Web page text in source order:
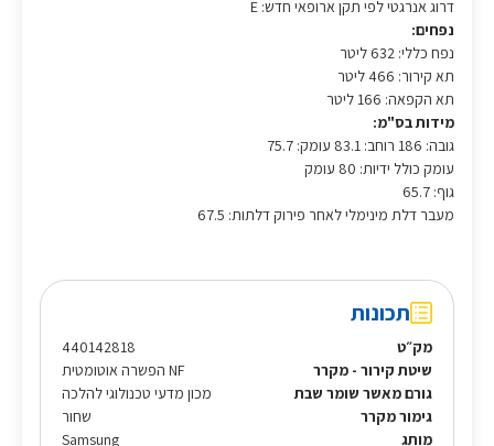
דרוג אנרגטי לפי תקן ארופאי חדש: E
נפחים:
נפח כללי: 632 ליטר
תא קירור: 466 ליטר
תא הקפאה: 166 ליטר
מידות בס"מ:
גובה: 186 רוחב: 83.1 עומק: 75.7
עומק כולל ידיות: 80 עומק
גוף: 65.7
מעבר דלת מינימלי לאחר פירוק דלתות: 67.5
תכונות
מק״ט
440142818
שיטת קירור - מקרר
NF הפשרה אוטומטית
גורם מאשר שומר שבת
מכון מדעי טכנולוגי להלכה
גימור מקרר
שחור
מותג
Samsung